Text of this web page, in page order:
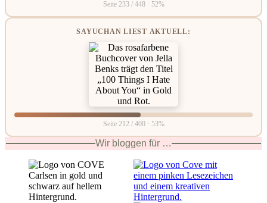
Seite 233 / 448 · 52%
SAYUCHAN LIEST AKTUELL:
Seite 212 / 400 · 53%
Wir bloggen für …